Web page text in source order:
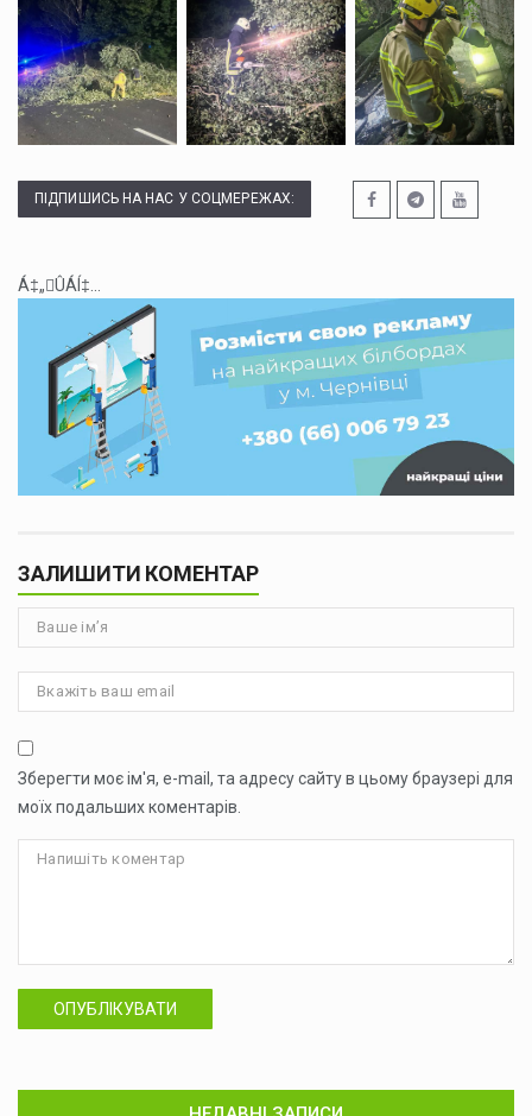
ПІДПИШИСЬ НА НАС У СОЦМЕРЕЖАХ:
Á‡„ÛÁÍ‡...
ЗАЛИШИТИ КОМЕНТАР
Зберегти моє ім'я, e-mail, та адресу сайту в цьому браузері для
моїх подальших коментарів.
ОПУБЛІКУВАТИ